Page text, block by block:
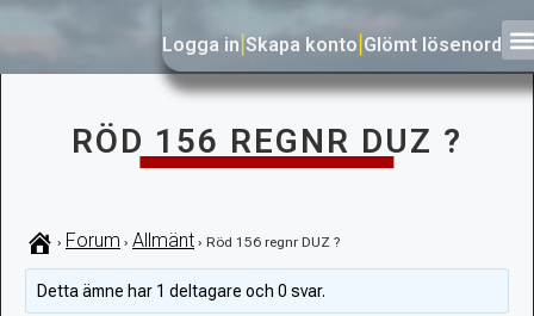
Logga in Skapa konto Glömt lösenord
RÖD 156 REGNR DUZ ?
› Forum › Allmänt › Röd 156 regnr DUZ ?
Detta ämne har 1 deltagare och 0 svar.